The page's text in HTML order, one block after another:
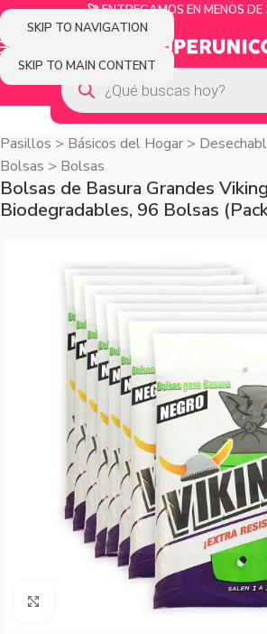
SKIP TO NAVIGATION
SKIP TO MAIN CONTENT
🚀 ENTREGAMOS EN MENOS
Pasillos > Básicos del Hogar >
Bolsas > Bolsas
Bolsas de Basura Grandes
Biodegradables, 96 Bolsas
Agrandar imagen